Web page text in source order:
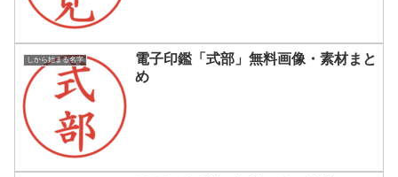
しから始まる名字
電子印鑑「式部」無料画像・素材まと
め